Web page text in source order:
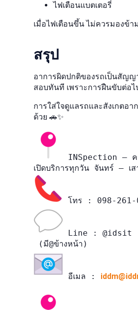
ไฟเตือนแบตเตอรี่
เมื่อไฟเตือนขึ้น ไม่ควรมองข้า
สรุป
อาการผิดปกติของรถเป็นสัญ
สอบทันที เพราะการฝืนขับต่อไ
การใส่ใจดูแลรถและสังเกตอ
ด้วย 🚗✨
INSpection – คร
Line : @idsit
อีเมล :